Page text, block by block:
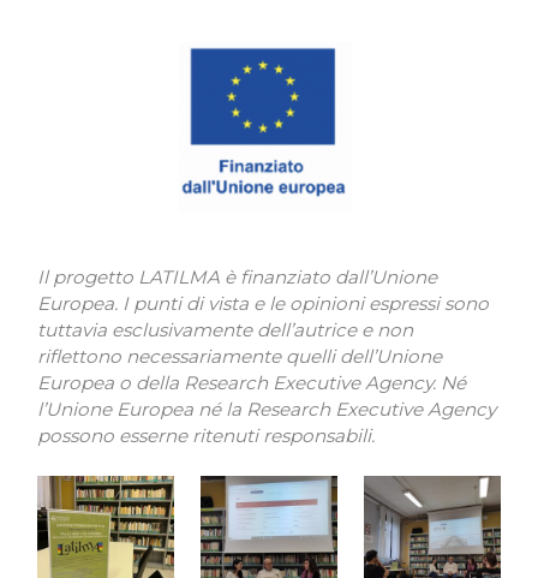
Il progetto LATILMA è finanziato dall’Unione
Europea. I punti di vista e le opinioni espressi sono
tuttavia esclusivamente dell’autrice e non
riflettono necessariamente quelli dell’Unione
Europea o della Research Executive Agency. Né
l’Unione Europea né la Research Executive Agency
possono esserne ritenuti responsabili.